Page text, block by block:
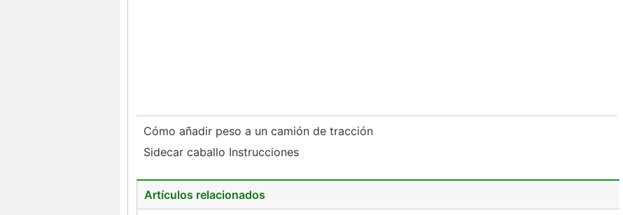
Cómo añadir peso a un camión de tracción
Sidecar caballo Instrucciones
Artículos relacionados